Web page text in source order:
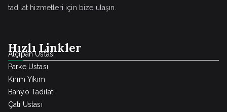
tadilat hizmetleri için bize ulaşın.
Hızlı Linkler
Alçıpan Ustası
Parke Ustası
Kırım Yıkım
Banyo Tadilatı
Çatı Ustası